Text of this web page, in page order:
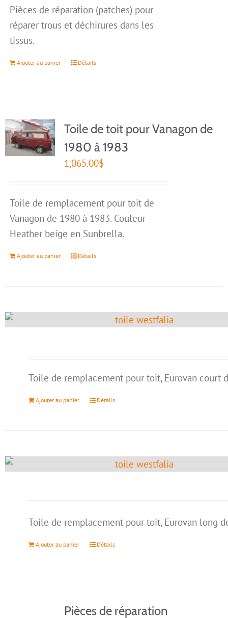
Pièces de réparation (patches) pour
réparer trous et déchirures dans les
tissus.
Ajouter au panier Détails
Toile de toit pour Vanagon de
1980 à 1983
1,065.00$
Toile de remplacement pour toit de
Vanagon de 1980 à 1983. Couleur
Heather beige en Sunbrella.
Ajouter au panier Détails
Toile de remplacement pour toit, Eurovan court
Ajouter au panier Détails
Toile de remplacement pour toit, Eurovan long
Ajouter au panier Détails
Pièces de réparation